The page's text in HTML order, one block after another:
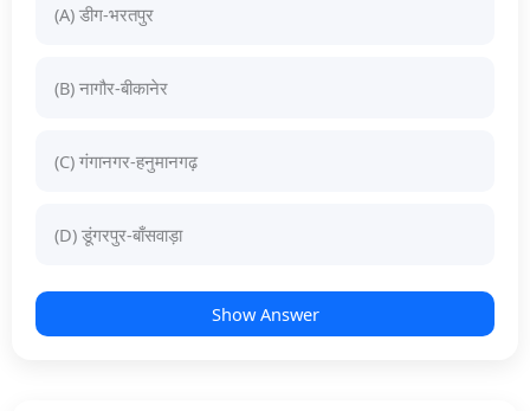
(A) डीग-भरतपुर
(B) नागौर-बीकानेर
(C) गंगानगर-हनुमानगढ़
(D) डूंगरपुर-बाँसवाड़ा
Show Answer